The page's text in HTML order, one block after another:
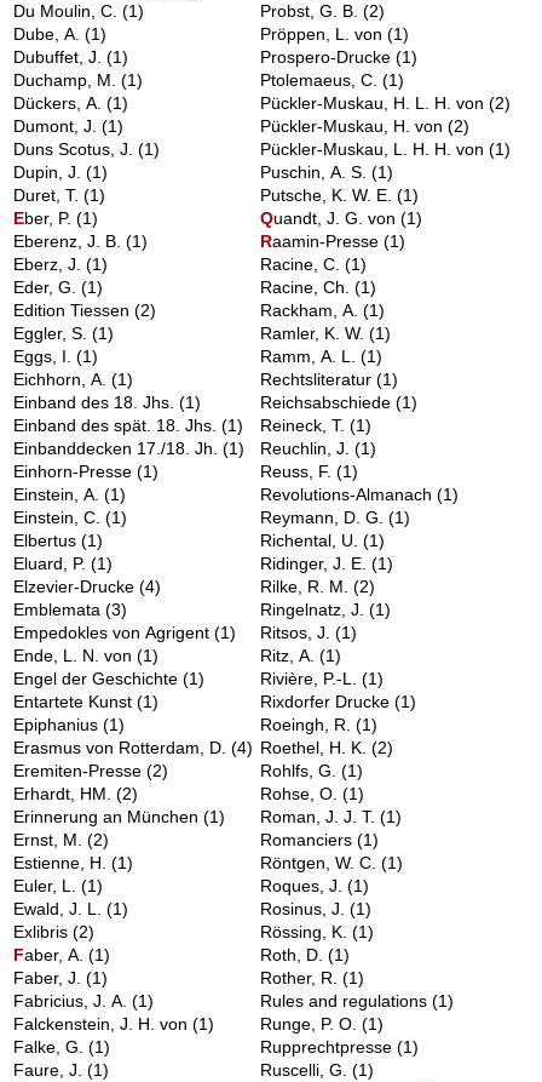
Du Moulin, C.(1)
Dube, A.(1)
Dubuffet, J.(1)
Duchamp, M.(1)
Dückers, A.(1)
Dumont, J.(1)
Duns Scotus, J.(1)
Dupin, J.(1)
Duret, T.(1)
Eber, P.(1)
Eberenz, J. B.(1)
Eberz, J.(1)
Eder, G.(1)
Edition Tiessen(2)
Eggler, S.(1)
Eggs, I.(1)
Eichhorn, A.(1)
Einband des 18. Jhs.(1)
Einband des spät. 18. Jhs.(1)
Einbanddecken 17./18. Jh.(1)
Einhorn-Presse(1)
Einstein, A.(1)
Einstein, C.(1)
Elbertus(1)
Eluard, P.(1)
Elzevier-Drucke(4)
Emblemata(3)
Empedokles von Agrigent(1)
Ende, L. N. von(1)
Engel der Geschichte(1)
Entartete Kunst(1)
Epiphanius(1)
Erasmus von Rotterdam, D.(4)
Eremiten-Presse(2)
Erhardt, HM.(2)
Erinnerung an München(1)
Ernst, M.(2)
Estienne, H.(1)
Euler, L.(1)
Ewald, J. L.(1)
Exlibris(2)
Faber, A.(1)
Faber, J.(1)
Fabricius, J. A.(1)
Falckenstein, J. H. von(1)
Falke, G.(1)
Faure, J.(1)
Probst, G. B.(2)
Pröppen, L. von(1)
Prospero-Drucke(1)
Ptolemaeus, C.(1)
Pückler-Muskau, H. L. H. von(2)
Pückler-Muskau, H. von(2)
Pückler-Muskau, L. H. H. von(1)
Puschin, A. S.(1)
Putsche, K. W. E.(1)
Quandt, J. G. von(1)
Raamin-Presse(1)
Racine, C.(1)
Racine, Ch.(1)
Rackham, A.(1)
Ramler, K. W.(1)
Ramm, A. L.(1)
Rechtsliteratur(1)
Reichsabschiede(1)
Reineck, T.(1)
Reuchlin, J.(1)
Reuss, F.(1)
Revolutions-Almanach(1)
Reymann, D. G.(1)
Richental, U.(1)
Ridinger, J. E.(1)
Rilke, R. M.(2)
Ringelnatz, J.(1)
Ritsos, J.(1)
Ritz, A.(1)
Rivière, P.-L.(1)
Rixdorfer Drucke(1)
Roeingh, R.(1)
Roethel, H. K.(2)
Rohlfs, G.(1)
Rohse, O.(1)
Roman, J. J. T.(1)
Romanciers(1)
Röntgen, W. C.(1)
Roques, J.(1)
Rosinus, J.(1)
Rössing, K.(1)
Roth, D.(1)
Rother, R.(1)
Rules and regulations(1)
Runge, P. O.(1)
Rupprechtpresse(1)
Ruscelli, G.(1)